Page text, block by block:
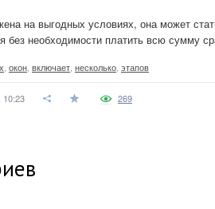
на выгодных условиях, она может
без необходимости платить всю сумму
окон включает несколько этапов
10:23 269